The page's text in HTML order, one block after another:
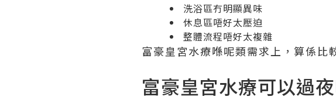
洗浴區冇明顯異味
休息區唔好太壓迫
整體流程唔好太複雜
富豪皇宮水療喺呢類需求上，算係比
富豪皇宮水療可以過